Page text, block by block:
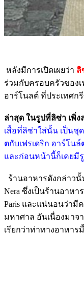
หลังมีการเปิดเผยว่า ลิ
ร่วมกับครอบครัวของเ
อาร์โนลต์ ที่ประเทศก
ล่าสุด ในรูปที่ลิซ่า เพิ่
เสื้อที่ลิซ่าใส่นั้น เป็นชุ
ตกับเฟรเดริก อาร์โน
และก่อนหน้านี้ก็เคยมี
ร้านอาหารดังกล่าวนั้
Nera ซึ่งเป็นร้านอาหา
Paris และแน่นอนว่า
มหาศาล อันเนื่องมาจ
เรียกว่าท่าทางอาหาร